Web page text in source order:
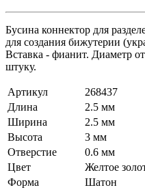
Бусина коннектор для
для создания бижутерии
Вставка - фианит. Диаметр
штуку.
Артикул
268437
Длина
2.5 мм
Ширина
2.5 мм
Высота
3 мм
Отверстие
0.6 мм
Цвет
Желтое
Форма
Шатон